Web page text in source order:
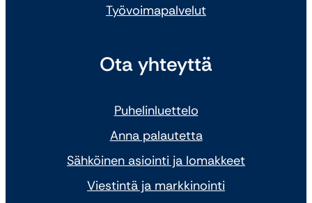
Työvoimapalvelut
Ota yhteyttä
Puhelinluettelo
Anna palautetta
Sähköinen asiointi ja lomakkeet
Viestintä ja markkinointi